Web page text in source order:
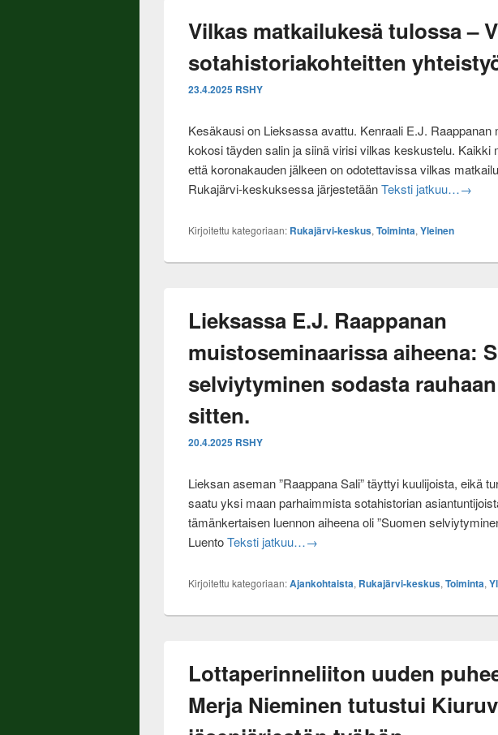
Vilkas matkailukesä tulossa –
sotahistoriakohteitten
23.4.2025 RSHY
Kesäkausi on Lieksassa avattu. Kenraali E.J. Raappanan
kokosi täyden salin ja siinä virisi vilkas keskustelu. Kaikki
että koronakauden jälkeen on odotettavissa vilkas
Rukajärvi-keskuksessa järjestetäänTeksti jatkuu…Vilkas
→
Kirjoitettu kategoriaan: Rukajärvi-keskus, Toiminta, Yleinen
Lieksassa E.J. Raappanan
muistoseminaarissa aiheena:
selviytyminen sodasta
sitten.
20.4.2025 RSHY
Lieksan aseman ”Raappana Sali” täyttyi kuulijoista, eikä
saatu yksi maan parhaimmista sotahistorian
tämänkertaisen luennon aiheena oli ”Suomen
LuentoTeksti jatkuu…Lieksassa E.J. Raappanan
→
Kirjoitettu kategoriaan:Ajankohtaista, Rukajärvi-keskus, Toiminta,
Lottaperinneliiton uuden
Merja Nieminen tutustui